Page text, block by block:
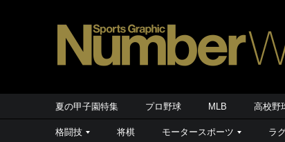
夏の甲子園特集 プロ野球 MLB 高校野
格闘技 将棋 モータースポーツ ラ